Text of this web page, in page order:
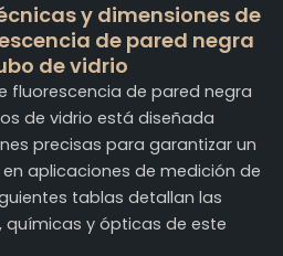
y dimensiones de
de pared negra
de vidrio
fluorescencia de pared negra
de vidrio está diseñada
precisas para garantizar un
aplicaciones de medición de
tablas detallan las
y ópticas de este